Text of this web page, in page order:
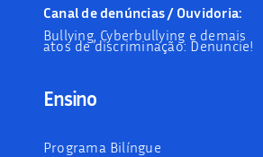
Canal de denúncias / Ouvidoria:
Bullying, Cyberbullying e demais
atos de discriminação: Denuncie!
Ensino
Programa Bilíngue